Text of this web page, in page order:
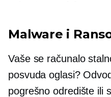
Malware i
Vaše se računalo
posvuda oglasi?
pogrešno odredište ili